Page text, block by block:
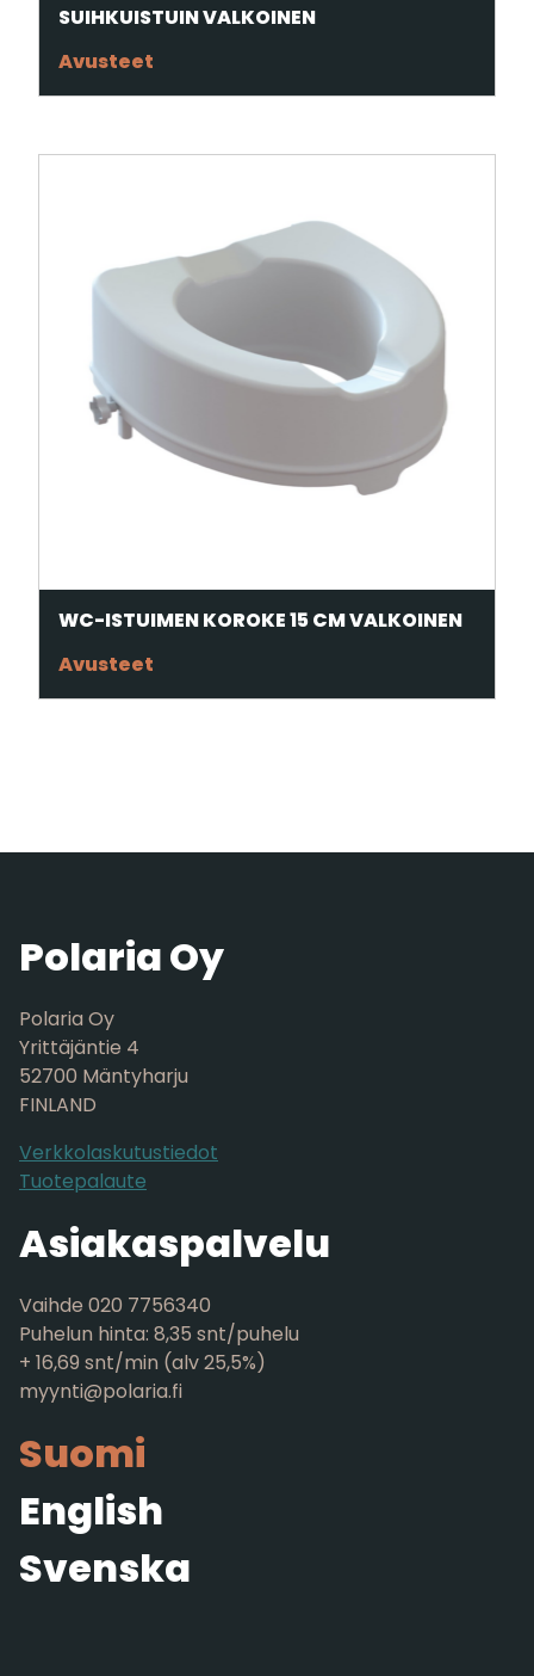
SUIHKUISTUIN VALKOINEN
Avusteet
WC-ISTUIMEN KOROKE 15 CM VALKOINEN
Avusteet
Polaria Oy
Polaria Oy
Yrittäjäntie 4
52700 Mäntyharju
FINLAND
Verkkolaskutustiedot
Tuotepalaute
Asiakaspalvelu
Vaihde 020 7756340
Puhelun hinta: 8,35 snt/puhelu
+ 16,69 snt/min (alv 25,5%)
myynti@polaria.fi
Suomi
English
Svenska